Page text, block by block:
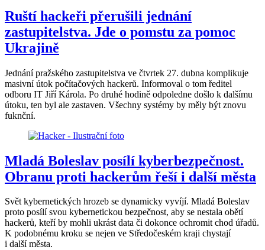
Ruští hackeři přerušili jednání
zastupitelstva. Jde o pomstu za pomoc
Ukrajině
Jednání pražského zastupitelstva ve čtvrtek 27. dubna komplikuje
masivní útok počítačových hackerů. Informoval o tom ředitel
odboru IT Jiří Károla. Po druhé hodině odpoledne došlo k dalšímu
útoku, ten byl ale zastaven. Všechny systémy by měly být znovu
fuknční.
Mladá Boleslav posílí kyberbezpečnost.
Obranu proti hackerům řeší i další města
Svět kybernetických hrozeb se dynamicky vyvíjí. Mladá Boleslav
proto posílí svou kybernetickou bezpečnost, aby se nestala obětí
hackerů, kteří by mohli ukrást data či dokonce ochromit chod úřadů.
K podobnému kroku se nejen ve Středočeském kraji chystají
i další města.